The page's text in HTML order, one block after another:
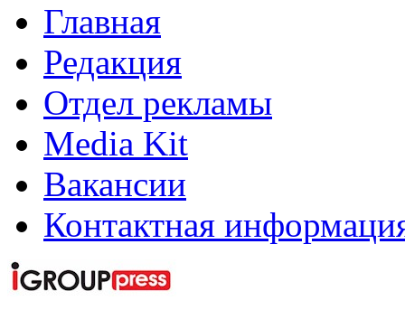
Главная
Редакция
Отдел рекламы
Media Kit
Вакансии
Контактная